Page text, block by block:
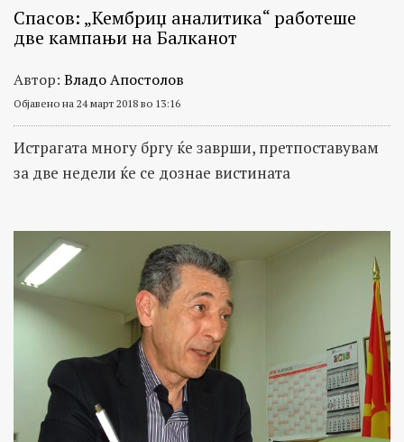
Спасов: „Кембриџ аналитика“ работеше
две кампањи на Балкaнот
Автор: Владо Апостолов
Објавено на 24 март 2018 во 13:16
Истрагата многу бргу ќе заврши, претпоставувам
за две недели ќе се дознае вистината